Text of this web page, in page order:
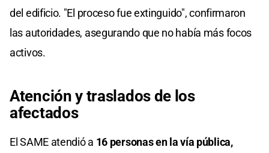
del edificio. "El proceso fue extinguido", confirmaron
las autoridades, asegurando que no había más focos
activos.
Atención y traslados de los
afectados
El SAME atendió a 16 personas en la vía pública,